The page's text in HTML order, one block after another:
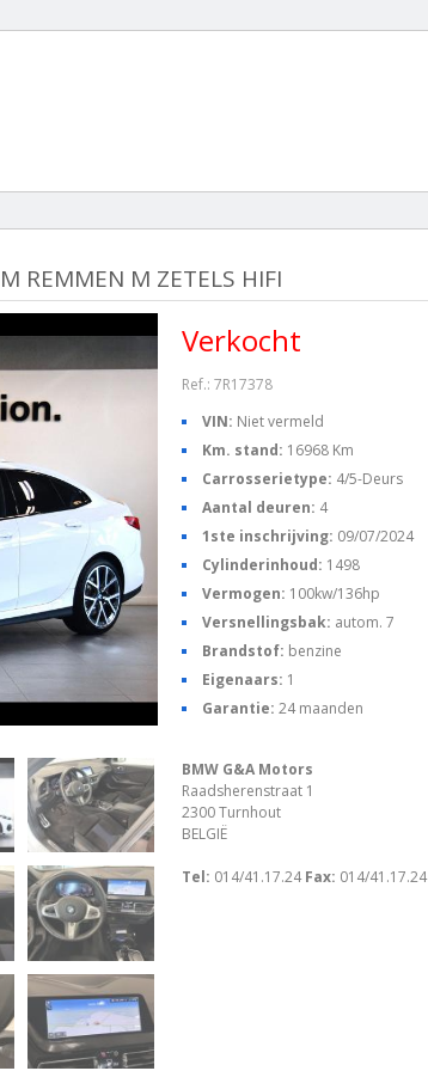
REMMEN M ZETELS HIFI
Verkocht
Ref.: 7R17378
VIN: Niet vermeld
Km. stand: 16968 Km
Carrosserietype: 4/5-Deurs
Aantal deuren: 4
1ste inschrijving: 09/07/2024
Cylinderinhoud: 1498
Vermogen: 100kw/136hp
Versnellingsbak: autom. 7
Brandstof: benzine
Eigenaars: 1
Garantie: 24 maanden
BMW G&A Motors
Raadsherenstraat 1
2300 Turnhout
BELGIË
Tel: 014/41.17.24Fax: 014/41.17.24